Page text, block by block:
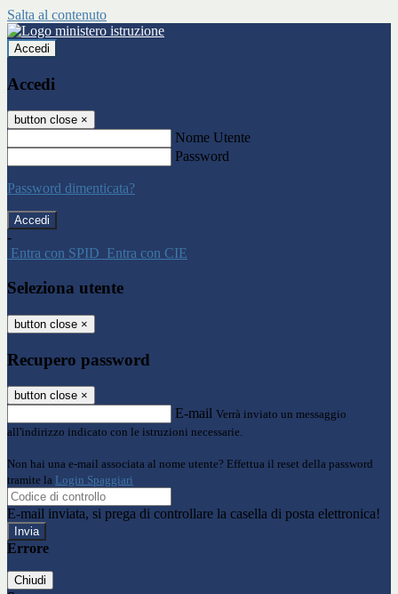
Salta al contenuto
Accedi
Accedi
button close ×
Nome Utente
Password
Password dimenticata?
-
Entra con SPID Entra con CIE
Seleziona utente
button close ×
Recupero password
button close ×
E-mail Verrà inviato un messaggio
all'indirizzo indicato con le istruzioni necessarie.
Non hai una e-mail associata al nome utente? Effettua il reset della password
tramite la Login Spaggiari
E-mail inviata, si prega di controllare la casella di posta elettronica!
Errore
Chiudi